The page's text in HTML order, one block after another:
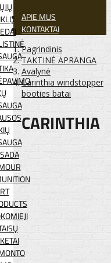
APIE MUS
KONTAKTAI
Pagrindinis
TAKTINĖ APRANGA
Avalynė
Carinthia windstopper
booties batai
CARINTHIA